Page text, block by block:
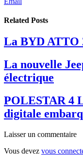
Related Posts
La BYD ATTO
La nouvelle
électrique
POLESTAR 4
digitale
Laisser un commentaire
Vous devez vous